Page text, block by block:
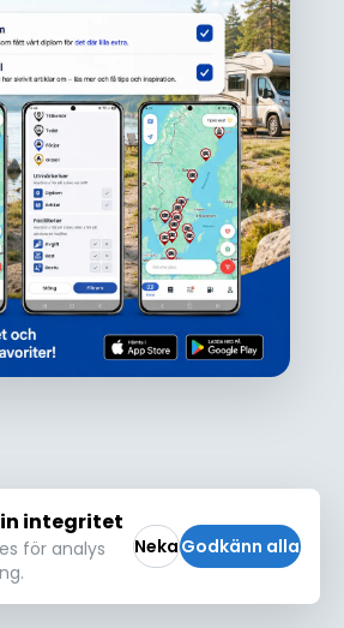
hittades inte eller kunde
Vänligen försök igen
Försök igen
integritet
för analys
NekaGodkänn alla